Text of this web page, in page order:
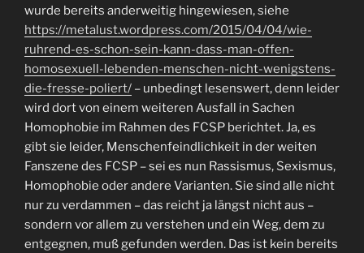
wurde bereits anderweitig hingewiesen, siehe
https://metalust.wordpress.com/2015/04/04/wie-
ruhrend-es-schon-sein-kann-dass-man-offen-
homosexuell-lebenden-menschen-nicht-wenigstens-
die-fresse-poliert/ – unbedingt lesenswert, denn leider
wird dort von einem weiteren Ausfall in Sachen
Homophobie im Rahmen des FCSP berichtet. Ja, es
gibt sie leider, Menschenfeindlichkeit in der weiten
Fanszene des FCSP – sei es nun Rassismus, Sexismus,
Homophobie oder andere Varianten. Sie sind alle nicht
nur zu verdammen – das reicht ja längst nicht aus –
sondern vor allem zu verstehen und ein Weg, dem zu
entgegnen, muß gefunden werden. Das ist kein bereits